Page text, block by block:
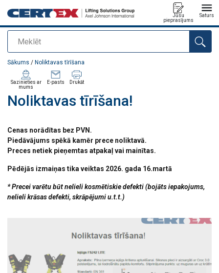
Meklēt
Jūsu
pieprasījums
Saturs
Pievienots jūsu pasūtījumam
Sākums / Noliktavas tīrīšana
Noliktavas tīrīšana!
Sazinieties ar
mums
E-pasts Drukāt
Cenas norādītas bez PVN.
Piedāvājums spēkā kamēr prece noliktavā.
Preces netiek pieņemtas atpakaļ vai mainītas.
Pēdējās izmaiņas tika veiktas 2026. gada 16.martā
* Precei varētu būt nelieli kosmētiskie defekti (bojāts iepakojums,
nelieli krāsas defekti, skrāpējumi u.t.t.)